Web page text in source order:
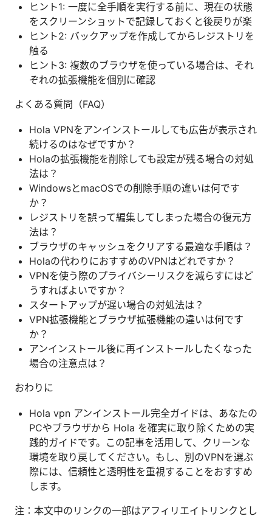
ヒント1: 一度に全手順を実行する前に、現在の状態
をスクリーンショットで記録しておくと後戻りが楽
ヒント2: バックアップを作成してからレジストリを
触る
ヒント3: 複数のブラウザを使っている場合は、それ
ぞれの拡張機能を個別に確認
よくある質問（FAQ）
Hola VPNをアンインストールしても広告が表示され
続けるのはなぜですか？
Holaの拡張機能を削除しても設定が残る場合の対処
法は？
WindowsとmacOSでの削除手順の違いは何です
か？
レジストリを誤って編集してしまった場合の復元方
法は？
ブラウザのキャッシュをクリアする最適な手順は？
Holaの代わりにおすすめのVPNはどれですか？
VPNを使う際のプライバシーリスクを減らすにはど
うすればよいですか？
スタートアップが遅い場合の対処法は？
VPN拡張機能とブラウザ拡張機能の違いは何です
か？
アンインストール後に再インストールしたくなった
場合の注意点は？
おわりに
Hola vpn アンインストール完全ガイドは、あなたの
PCやブラウザから Hola を確実に取り除くための実
践的ガイドです。この記事を活用して、クリーンな
環境を取り戻してください。もし、別のVPNを選ぶ
際には、信頼性と透明性を重視することをおすすめ
します。
注：本文中のリンクの一部はアフィリエイトリンクとし